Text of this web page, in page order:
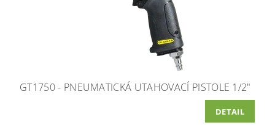
GT1750 - PNEUMATICKÁ UTAHOVACÍ PISTOLE 1/2"
DETAIL